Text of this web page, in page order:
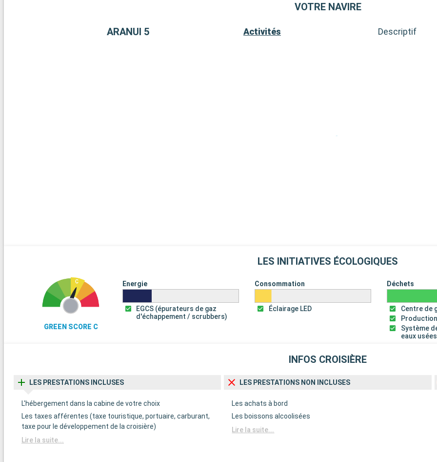
montagnes majestueuses et ses lagons cristallins.
VOTRE NAVIRE
ARANUI 5 Activités Descriptif
LES INITIATIVES ÉCOLOGIQUES
GREEN SCORE C
Energie
EGCS (épurateurs de gaz
d'échappement / scrubbers)
Consommation
Éclairage LED
Déchets
Centre de
Système
eaux usées
INFOS CROISIÈRE
LES PRESTATIONS INCLUSES
L'hébergement dans la cabine de votre choix
Les taxes afférentes (taxe touristique, portuaire, carburant,
taxe pour le développement de la croisière)
Lire la suite...
LES PRESTATIONS NON INCLUSES
Les achats à bord
Les boissons alcoolisées
Lire la suite...